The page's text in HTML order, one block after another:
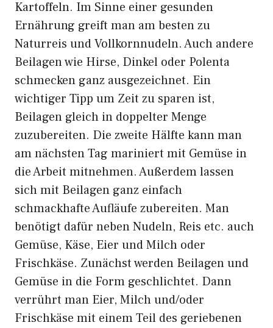
Kartoffeln. Im Sinne einer gesunden
Ernährung greift man am besten zu
Naturreis und Vollkornnudeln. Auch andere
Beilagen wie Hirse, Dinkel oder Polenta
schmecken ganz ausgezeichnet. Ein
wichtiger Tipp um Zeit zu sparen ist,
Beilagen gleich in doppelter Menge
zuzubereiten. Die zweite Hälfte kann man
am nächsten Tag mariniert mit Gemüse in
die Arbeit mitnehmen. Außerdem lassen
sich mit Beilagen ganz einfach
schmackhafte Aufläufe zubereiten. Man
benötigt dafür neben Nudeln, Reis etc. auch
Gemüse, Käse, Eier und Milch oder
Frischkäse. Zunächst werden Beilagen und
Gemüse in die Form geschlichtet. Dann
verrührt man Eier, Milch und/oder
Frischkäse mit einem Teil des geriebenen